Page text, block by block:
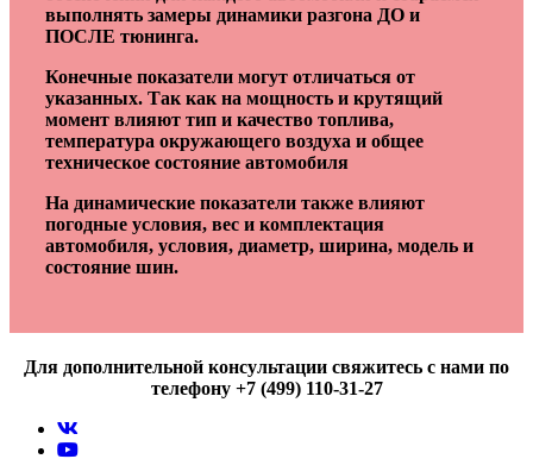
выполнять замеры динамики разгона ДО и
ПОСЛЕ тюнинга.
Конечные показатели могут отличаться от
указанных. Так как на мощность и крутящий
момент влияют тип и качество топлива,
температура окружающего воздуха и общее
техническое состояние автомобиля
На динамические показатели также влияют
погодные условия, вес и комплектация
автомобиля, условия, диаметр, ширина, модель и
состояние шин.
Для дополнительной консультации свяжитесь с нами по
телефону +7 (499) 110-31-27